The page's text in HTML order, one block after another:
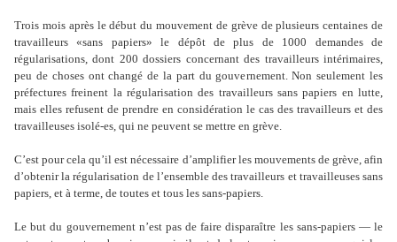
Trois mois après le début du mouvement de grève de plusieurs centaines de
travailleurs «sans papiers» le dépôt de plus de 1000 demandes de
régularisations, dont 200 dossiers concernant des travailleurs intérimaires,
peu de choses ont changé de la part du gouvernement. Non seulement les
préfectures freinent la régularisation des travailleurs sans papiers en lutte,
mais elles refusent de prendre en considération le cas des travailleurs et des
travailleuses isolé-es, qui ne peuvent se mettre en grève.
C’est pour cela qu’il est nécessaire d’amplifier les mouvements de grève, afin
d’obtenir la régularisation de l’ensemble des travailleurs et travailleuses sans
papiers, et à terme, de toutes et tous les sans-papiers.
Le but du gouvernement n’est pas de faire disparaître les sans-papiers — le